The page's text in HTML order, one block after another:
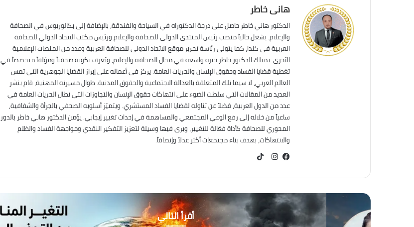
هانى خاطر
الدكتور هاني خاطر حاصل على درجة الدكتوراه في السياحة والفندقة، بالإضافة إلى بكالوريوس في الصحافة
والإعلام. يشغل حالياً منصب رئيس المنتدى الدولى للصحافة والإعلام ورئيس مكتب الاتحاد الدولي للصحافة
العربية في كندا، كما يتولى رئاسة تحرير موقع الاتحاد الدولي للصحافة العربية وعدد من المنصات الإعلامية
الأخرى. يمتلك الدكتور خاطر خبرة واسعة في مجال الصحافة والإعلام، ويُعرف بكونه صحفياً ومؤلفاً متخصصاً في
تغطية قضايا الفساد وحقوق الإنسان والحريات العامة. يركز في أعماله على إبراز القضايا الجوهرية التي تمس
العالم العربي، لا سيما تلك المتعلقة بالعدالة الاجتماعية والحقوق المدنية. طوال مسيرته المهنية، قام بنشر
العديد من المقالات التي سلطت الضوء على انتهاكات حقوق الإنسان والتجاوزات التي تطال الحريات العامة في
عدد من الدول العربية، فضلاً عن تناوله لقضايا الفساد المستشري. ويتميّز أسلوبه الصحفي بالجرأة والشفافية،
ساعياً من خلاله إلى رفع الوعي المجتمعي والمساهمة في إحداث تغيير إيجابي. يؤمن الدكتور هاني خاطر بالدور
المحوري للصحافة كأداة فعّالة للتغيير، ويرى فيها وسيلة لتعزيز التفكير النقدي ومواجهة الفساد والظلم
والانتهاكات، بهدف بناء مجتمعات أكثر عدلاً وإنصافاً.
أقرأ التالي